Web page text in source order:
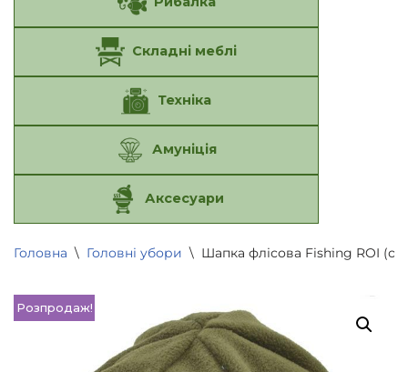
Складні меблі
Техніка
Амуніція
Аксесуари
Головна \ Головні убори \ Шапка флісова Fishing ROI
Розпродаж!